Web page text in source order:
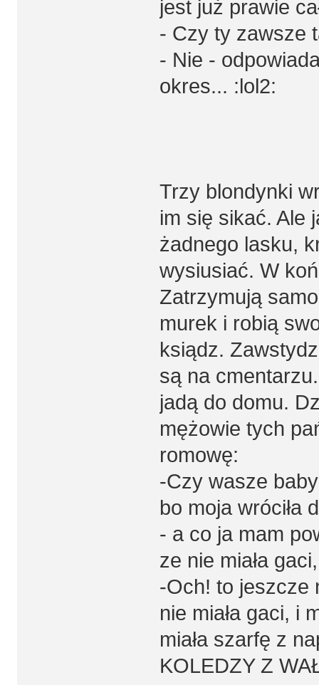
jest już prawie
- Czy ty zawsze
- Nie -
okres... :lol2:
Trzy blondynki
im się sikać. Ale
żadnego lasku,
wysiusiać. W
Zatrzymują
murek i robią
ksiądz.
są na
jadą do domu.
mężowie tych
romowę:
-Czy wasze
bo moja wróciła
- a co ja mam
ze nie miała
-Och! to jeszcze
nie miała gaci, i
miała szarfę z
KOLEDZY Z